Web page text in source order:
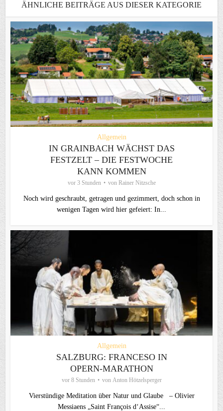
ÄHNLICHE BEITRÄGE AUS DIESER KATEGORIE
Allgemein
IN GRAINBACH WÄCHST DAS
FESTZELT – DIE FESTWOCHE
KANN KOMMEN
vor 3 Stunden von Rainer Nitzsche
Noch wird geschraubt, getragen und gezimmert, doch schon in
wenigen Tagen wird hier gefeiert: In...
Allgemein
SALZBURG: FRANCESO IN
OPERN-MARATHON
vor 8 Stunden von Anton Hötzelsperger
Vierstündige Meditation über Natur und Glaube – Olivier
Messiaens „Saint François d‘Assise“...